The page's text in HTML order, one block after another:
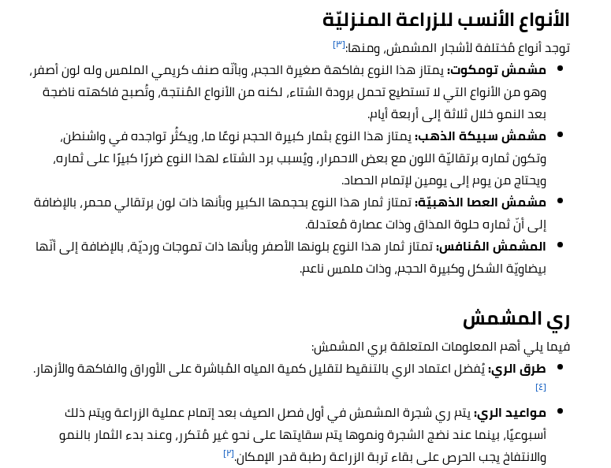
الأنواع الأنسب للزراعة المنزليّة
توجد أنواع مُختلفة لأشجار المشمش، ومنها:[٣]
مشمش تومكوت:يمتاز هذا النوع بفاكهة صغيرة الحجم، وبأنّه صنف كريمي الملمس وله لون أصفر،
وهو من الأنواع التي لا تستطيع تحمل برودة الشتاء، لكنه من الأنواع المُنتجة، وتُصبح فاكهته ناضجة
بعد النمو خلال ثلاثة إلى أربعة أيام.
مشمش سبيكة الذهب:يمتاز هذا النوع بثمار كبيرة الحجم نوعًا ما، ويكثُر تواجده في واشنطن،
وتكون ثماره برتقاليّة اللون مع بعض الاحمرار، ويُسبب برد الشتاء لهذا النوع ضررًا كبيرًا على ثماره،
ويحتاج من يوم إلى يومين لإتمام الحصاد.
مشمش العصا الذهبيّة:تمتاز ثمار هذا النوع بحجمها الكبير وبأنها ذات لون برتقالي محمر، بالإضافة
إلى أنّ ثماره حلوة المذاق وذات عصارة مُعتدلة.
المشمش المُنافس:تمتاز ثمار هذا النوع بلونها الأصفر وبأنها ذات تموجات ورديّة، بالإضافة إلى أنّها
بيضاويّة الشكل وكبيرة الحجم، وذات ملمس ناعم.
ري المشمش
فيما يلي أهم المعلومات المتعلقة بري المشمش:
طرق الري:يُفضل اعتماد الري بالتنقيط لتقليل كمية المياه المُباشرة على الأوراق والفاكهة والأزهار.
[٤]
مواعيد الري:يتم ري شجرة المشمش في أول فصل الصيف بعد إتمام عملية الزراعة ويتم ذلك
أسبوعيًا، بينما عند نضج الشجرة ونموها يتم سقايتها على نحو غير مُتكرر، وعند بدء الثمار بالنمو
والانتفاخ يجب الحرص على بقاء تربة الزراعة رطبة قدر الإمكان.[٢]